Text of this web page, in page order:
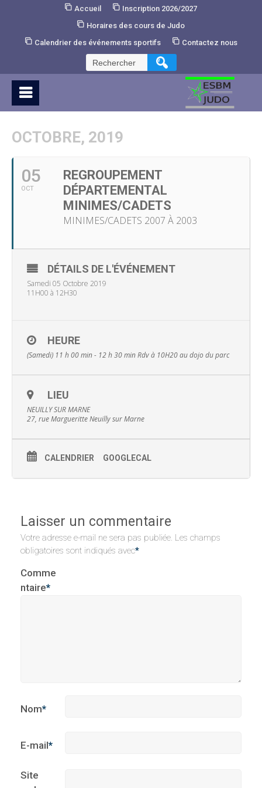
Accueil
Inscription 2026/2027
Horaires des cours de Judo
Calendrier des événements sportifs
Contactez nous
Rechercher :
OCTOBRE, 2019
05
OCT
REGROUPEMENT
DÉPARTEMENTAL
MINIMES/CADETS
MINIMES/CADETS 2007 À 2003
DÉTAILS DE L'ÉVÉNEMENT
Samedi 05 Octobre 2019
11H00 à 12H30
HEURE
(Samedi) 11 h 00 min - 12 h 30 minRdv à 10H20 au dojo du parc
LIEU
NEUILLY SUR MARNE
27, rue Margueritte Neuilly sur Marne
CALENDRIER GOOGLECAL
Laisser un commentaire
Votre adresse e-mail ne sera pas publiée. Les champs
obligatoires sont indiqués avec*
Comme
ntaire*
Nom*
E-mail*
Site